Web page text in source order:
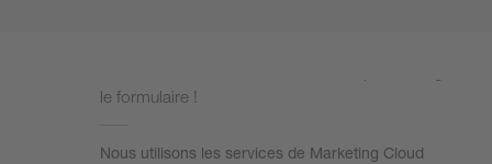
le formulaire !
Nous utilisons les services de Marketing Cloud